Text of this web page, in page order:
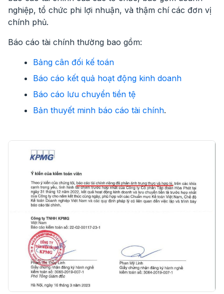
nghiệp, tổ chức phi lợi nhuận, và thậm chí các đơn vị
chính phủ.
Báo cáo tài chính thường bao gồm:
Bảng cân đối kế toán
Báo cáo kết quả hoạt động kinh doanh
Báo cáo lưu chuyển tiền tệ
Bản thuyết minh báo cáo tài chính.